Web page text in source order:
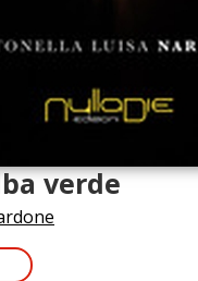
verde